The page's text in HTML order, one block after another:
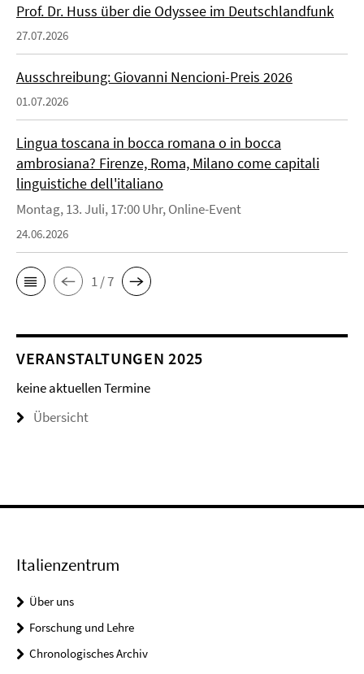
Prof. Dr. Huss über die Odyssee im Deutschlandfunk
27.07.2026
Ausschreibung: Giovanni Nencioni-Preis 2026
01.07.2026
Lingua toscana in bocca romana o in bocca
ambrosiana? Firenze, Roma, Milano come capitali
linguistiche dell'italiano
Montag, 13. Juli, 17:00 Uhr, Online-Event
24.06.2026
1 / 7
VERANSTALTUNGEN 2025
keine aktuellen Termine
Übersicht
Italienzentrum
Über uns
Forschung und Lehre
Chronologisches Archiv